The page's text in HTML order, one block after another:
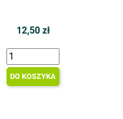
12,50 zł
DO KOSZYKA